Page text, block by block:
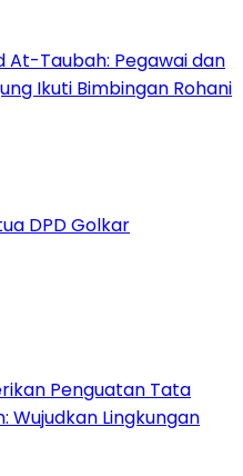
At-Taubah: Pegawai dan
Ikuti Bimbingan Rohani
DPD Golkar
Penguatan Tata
Wujudkan Lingkungan